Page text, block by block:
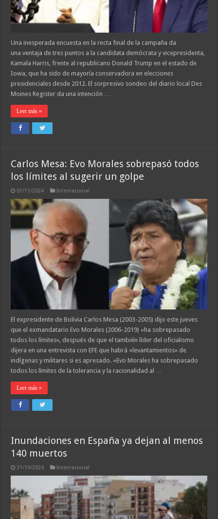
Una inesperada encuesta en la recta final de la campaña da
una ventaja de tres puntos a la candidata demócrata y vicepresidenta,
Kamala Harris, frente al republicano Donald Trump en el estado de
Iowa, que ha sido de mayoría conservadora en elecciones
presidenciales desde 2012. El sorpresivo sondeo del diario local Des
Moines Register da una intención …
Leer más »
Carlos Mesa: Evo Morales sobrepasó todos
los límites al sugerir un golpe
01/11/2024 Internacional
El expresidente de Bolivia Carlos Mesa (2003-2005) dijo este jueves
que el exmandatario Evo Morales (2006-2019) «ha sobrepasado
todos los límites», después de que el también líder del oficialismo
dijera en una entrevista con EFE que habrá «levantamientos» de
indígenas y militares si es apresado. «Evo Morales ha sobrepasado
todos los límites de la tolerancia y la racionalidad al …
Leer más »
Inundaciones en España ya dejan al menos
140 muertos
31/10/2024 Internacional